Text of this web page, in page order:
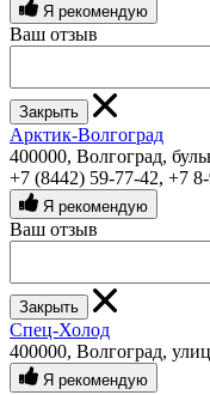
Я рекомендую
Ваш отзыв
Закрыть
Арктик-Волгоград
400000, Волгоград,
+7 (8442) 59-77-42, +7
Я рекомендую
Ваш отзыв
Закрыть
Спец-Холод
400000, Волгоград,
Я рекомендую